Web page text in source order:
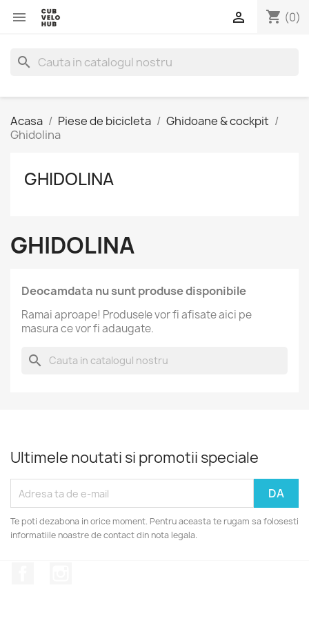
 shopping_cart (0)

search
Acasa Piese de bicicleta
Ghidoane & cockpit
Ghidolina
GHIDOLINA
GHIDOLINA
Deocamdata nu sunt produse disponibile
Ramai aproape! Produsele vor fi afisate aici pe
masura ce vor fi adaugate.
search
Ultimele noutati si promotii speciale
Te poti dezabona in orice moment. Pentru aceasta te rugam sa folosesti
informatiile noastre de contact din nota legala.